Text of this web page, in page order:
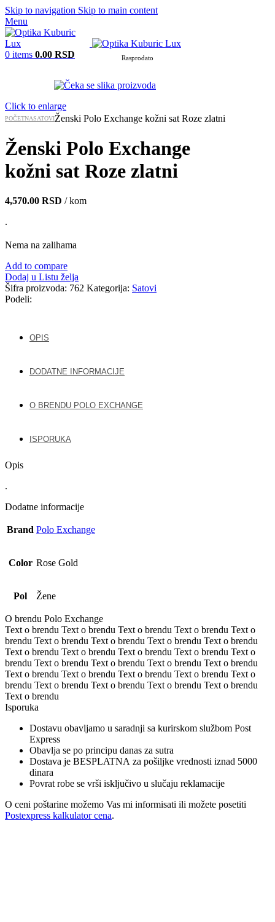
Skip to navigation Skip to main content
Menu
0 items 0.00 RSD Rasprodato
Click to enlarge
POČETNASATOVIŽenski Polo Exchange kožni sat Roze zlatni
Ženski Polo Exchange
kožni sat Roze zlatni
4,570.00 RSD / kom
.
Nema na zalihama
Add to compare
Dodaj u Listu želja
Šifra proizvoda: 762 Kategorija: Satovi
Podeli:
OPIS
DODATNE INFORMACIJE
O BRENDU POLO EXCHANGE
ISPORUKA
Opis
.
Dodatne informacije
Brand Polo Exchange
Color Rose Gold
Pol Žene
O brendu Polo Exchange
Text o brendu Text o brendu Text o brendu Text o brendu Text o
brendu Text o brendu Text o brendu Text o brendu Text o brendu
Text o brendu Text o brendu Text o brendu Text o brendu Text o
brendu Text o brendu Text o brendu Text o brendu Text o brendu
Text o brendu Text o brendu Text o brendu Text o brendu Text o
brendu Text o brendu Text o brendu Text o brendu Text o brendu
Text o brendu
Isporuka
Dostavu obavljamo u saradnji sa kurirskom službom Post
Express
Obavlja se po principu danas za sutra
Dostava je BESPLATNA za pošiljke vrednosti iznad 5000
dinara
Povrat robe se vrši isključivo u slučaju reklamacije
O ceni poštarine možemo Vas mi informisati ili možete posetiti
Postexpress kalkulator cena.